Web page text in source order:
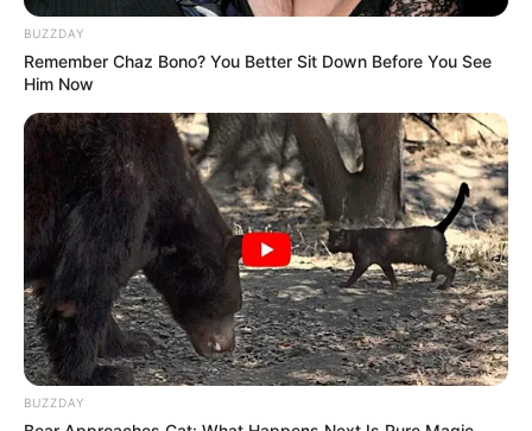
BUZZDAY
Remember Chaz Bono? You Better Sit Down Before You See
Him Now
BUZZDAY